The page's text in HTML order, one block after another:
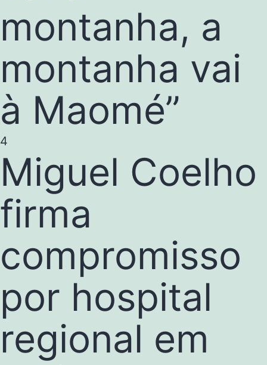
montanha, a
montanha vai
à Maomé”
4
Miguel Coelho
firma
compromisso
por hospital
regional em